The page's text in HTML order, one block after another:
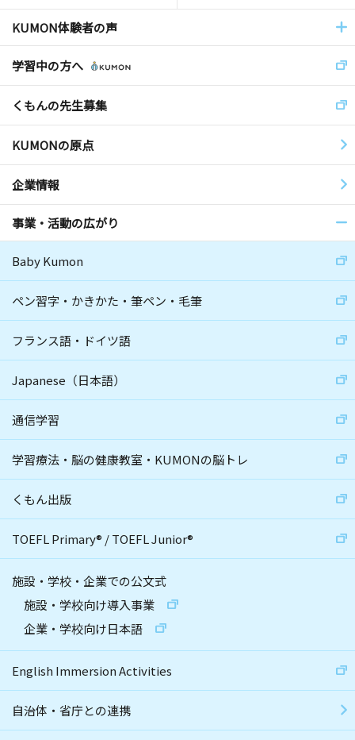
KUMON体験者の声
学習中の方へ
くもんの先生募集
KUMONの原点
企業情報
事業・活動の広がり
Baby Kumon
ペン習字・かきかた・筆ペン・毛筆
フランス語・ドイツ語
Japanese（日本語）
通信学習
学習療法・脳の健康教室・KUMONの脳トレ
くもん出版
TOEFL Primary® /TOEFL Junior®
施設・学校・企業での公文式
施設・学校向け導入事業
企業・学校向け日本語
English Immersion Activities
自治体・省庁との連携